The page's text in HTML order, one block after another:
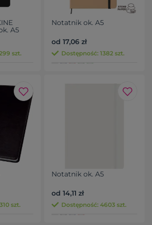
A5
szt.
Notatnik ok. A5
od 17,06 zł
Dostępność: 1382 szt.
szt.
Notatnik ok. A5
od 14,11 zł
Dostępność: 4603 szt.